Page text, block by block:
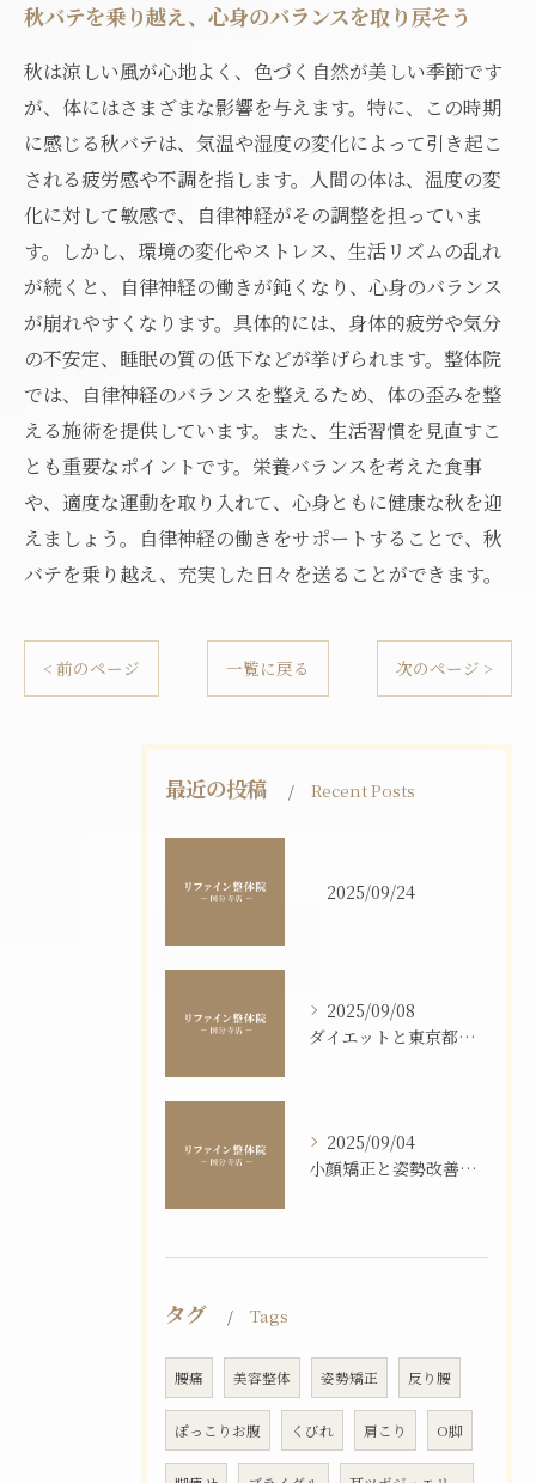
秋バテを乗り越え、心身のバランスを取り戻そう
秋は涼しい風が心地よく、色づく自然が美しい季節です
が、体にはさまざまな影響を与えます。特に、この時期
に感じる秋バテは、気温や湿度の変化によって引き起こ
される疲労感や不調を指します。人間の体は、温度の変
化に対して敏感で、自律神経がその調整を担っていま
す。しかし、環境の変化やストレス、生活リズムの乱れ
が続くと、自律神経の働きが鈍くなり、心身のバランス
が崩れやすくなります。具体的には、身体的疲労や気分
の不安定、睡眠の質の低下などが挙げられます。整体院
では、自律神経のバランスを整えるため、体の歪みを整
える施術を提供しています。また、生活習慣を見直すこ
とも重要なポイントです。栄養バランスを考えた食事
や、適度な運動を取り入れて、心身ともに健康な秋を迎
えましょう。自律神経の働きをサポートすることで、秋
バテを乗り越え、充実した日々を送ることができます。
< 前のページ 一覧に戻る 次のページ >
最近の投稿 Recent Posts
2025/09/24
2025/09/08
ダイエットと東京都国分寺市で美容整体を活用し健康的な美しさを叶える方法
2025/09/04
小顔矯正と姿勢改善の相乗効果
タグ Tags
腰痛 美容整体 姿勢矯正 反り腰
ぽっこりお腹 くびれ 肩こり O脚